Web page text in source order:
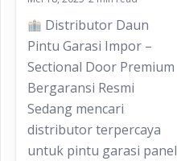
Distributor Daun
Pintu Garasi Impor –
Sectional Door Premium
Bergaransi Resmi
Sedang mencari
distributor terpercaya
untuk pintu garasi panel